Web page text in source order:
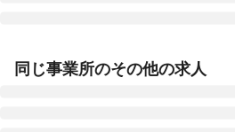
埼玉県川口市芝四丁目2190-1
同じ事業所のその他の求人